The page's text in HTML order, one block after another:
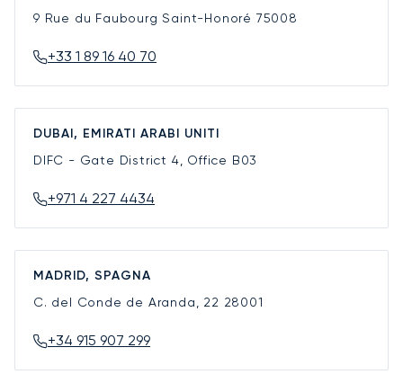
9 Rue du Faubourg Saint-Honoré 75008
+33 1 89 16 40 70
DUBAI, EMIRATI ARABI UNITI
DIFC - Gate District 4, Office B03
+971 4 227 4434
MADRID, SPAGNA
C. del Conde de Aranda, 22 28001
+34 915 907 299